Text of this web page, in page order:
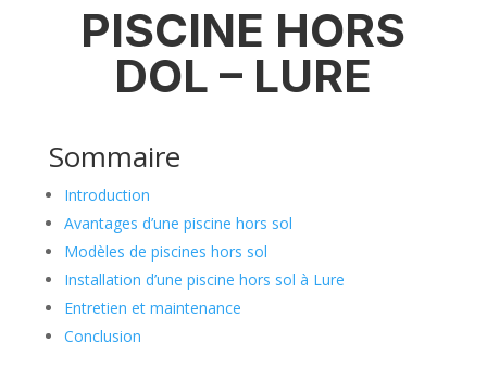
PISCINE HORS
DOL – LURE
Sommaire
Introduction
Avantages d’une piscine hors sol
Modèles de piscines hors sol
Installation d’une piscine hors sol à Lure
Entretien et maintenance
Conclusion